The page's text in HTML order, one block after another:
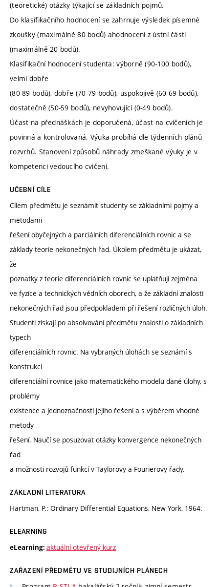
(teoretické) otázky týkající se základních pojmů.
Do klasifikačního hodnocení se zahrnuje výsledek písemné
zkoušky (maximálně 80 bodů) ahodnocení z ústní části
(maximálně 20 bodů).
Klasifikační hodnocení studenta: výborně (90-100 bodů),
velmi dobře
(80-89 bodů), dobře (70-79 bodů), uspokojivě (60-69 bodů),
dostatečně (50-59 bodů), nevyhovující (0-49 bodů).
Účast na přednáškách je doporučená, účast na cvičeních je
povinná a kontrolovaná. Výuka probíhá dle týdenních plánů
rozvrhů. Stanovení způsobů náhrady zmeškané výuky je v
kompetenci vedoucího cvičení.
UČEBNÍ CÍLE
Cílem předmětu je seznámit studenty se základními pojmy a
metodami
řešení obyčejných a parciálních diferenciálních rovnic a se
základy teorie nekonečných řad. Úkolem předmětu je ukázat,
že
poznatky z teorie diferenciálních rovnic se uplatňují zejména
ve fyzice a technických vědních oborech, a že základní znalosti
nekonečných řad jsou předpokladem při řešení rozličných úloh.
Studenti získají po absolvování předmětu znalosti o základních
typech
diferenciálních rovnic. Na vybraných úlohách se seznámí s
konstrukcí
diferenciální rovnice jako matematického modelu dané úlohy, s
problémy
existence a jednoznačnosti jejího řešení a s výběrem vhodné
metody
řešení. Naučí se posuzovat otázky konvergence nekonečných
řad
a možnosti rozvojů funkcí v Taylorovy a Fourierovy řady.
ZÁKLADNÍ LITERATURA
Hartman, P.: Ordinary Differential Equations, New York, 1964.
ELEARNING
eLearning: aktuální otevřený kurz
ZAŘAZENÍ PŘEDMĚTU VE STUDIJNÍCH PLÁNECH